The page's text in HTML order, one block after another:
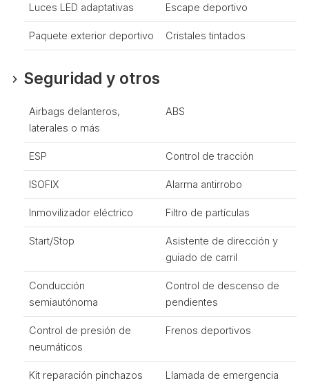
Luces LED adaptativas Escape deportivo
Paquete exterior deportivo Cristales tintados
Seguridad y otros
Airbags delanteros,
laterales o más
ABS
ESP Control de tracción
ISOFIX Alarma antirrobo
Inmovilizador eléctrico Filtro de partículas
Start/Stop
Asistente de dirección y
guiado de carril
Conducción
semiautónoma
Control de descenso de
pendientes
Control de presión de
neumáticos
Frenos deportivos
Kit reparación pinchazos
Llamada de emergencia